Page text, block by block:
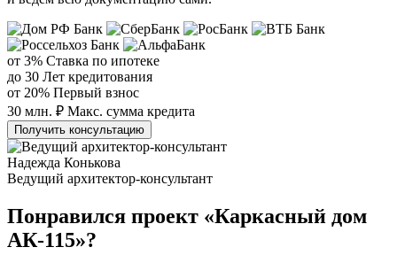
от 3% Ставка по ипотеке
до 30 Лет кредитования
от 20% Первый взнос
30 млн. ₽ Макс. сумма кредита
Получить консультацию
Надежда Конькова
Ведущий архитектор-консультант
Понравился проект «Каркасный дом
АК-115»?